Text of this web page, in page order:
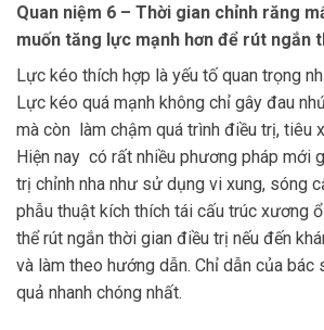
Quan niệm 6 – Thời gian chỉnh răng
muốn tăng lực mạnh hơn để rút ngắn
Lực kéo thích hợp là yếu tố quan trọng
Lực kéo quá mạnh không chỉ gây đau
mà còn làm chậm quá trình điều trị, tiêu
Hiện nay có rất nhiều phương pháp mới
trị chỉnh nha như sử dụng vi xung, sóng
phẫu thuật kích thích tái cấu trúc xương
thể rút ngắn thời gian điều trị nếu đến
và làm theo hướng dẫn. Chỉ dẫn của
quả nhanh chóng nhất.